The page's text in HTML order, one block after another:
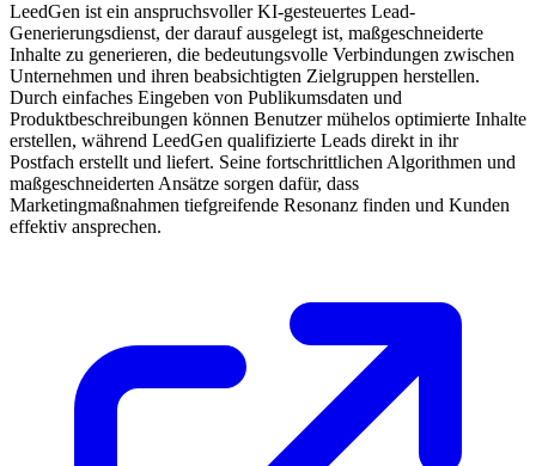
LeedGen ist ein anspruchsvoller KI-gesteuertes Lead-
Generierungsdienst, der darauf ausgelegt ist, maßgeschneiderte
Inhalte zu generieren, die bedeutungsvolle Verbindungen zwischen
Unternehmen und ihren beabsichtigten Zielgruppen herstellen.
Durch einfaches Eingeben von Publikumsdaten und
Produktbeschreibungen können Benutzer mühelos optimierte Inhalte
erstellen, während LeedGen qualifizierte Leads direkt in ihr
Postfach erstellt und liefert. Seine fortschrittlichen Algorithmen und
maßgeschneiderten Ansätze sorgen dafür, dass
Marketingmaßnahmen tiefgreifende Resonanz finden und Kunden
effektiv ansprechen.